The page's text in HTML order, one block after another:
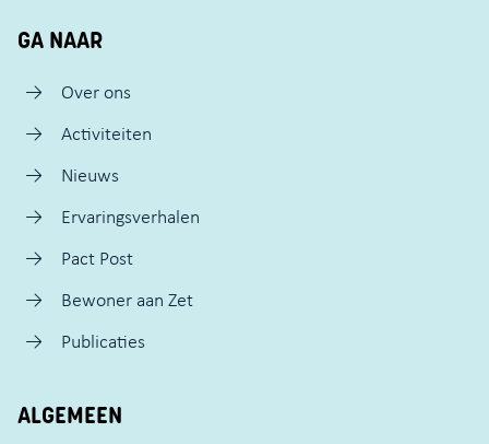
GA NAAR
Over ons
Activiteiten
Nieuws
Ervaringsverhalen
Pact Post
Bewoner aan Zet
Publicaties
ALGEMEEN